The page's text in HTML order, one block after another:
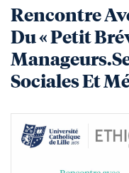
Rencontre
Du « Petit
Sociales Et